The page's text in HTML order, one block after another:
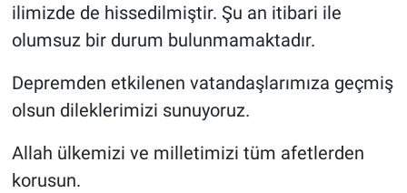
ilimizde de hissedilmiştir. Şu an itibari ile
olumsuz bir durum bulunmamaktadır.
Depremden etkilenen vatandaşlarımıza geçmiş
olsun dileklerimizi sunuyoruz.
Allah ülkemizi ve milletimizi tüm afetlerden
korusun.